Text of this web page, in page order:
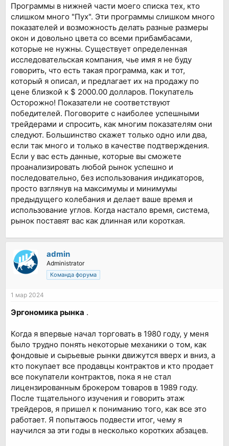
Программы в нижней части моего списка тех, кто
слишком много "Пух". Эти программы слишком много
показателей и возможность делать разные размеры
окон и довольно цвета со всеми прибамбасами,
которые не нужны. Существует определенная
исследовательская компания, чье имя я не буду
говорить, что есть такая программа, как и тот,
который я описал, и предлагает их на продажу по
цене близкой к $ 2000.00 долларов. Покупатель
Осторожно! Показатели не соответствуют
победителей. Поговорите с наиболее успешными
трейдерами и спросить, как многим показателям они
следуют. Большинство скажет только одно или два,
если так много и только в качестве подтверждения.
Если у вас есть данные, которые вы сможете
проанализировать любой рынок успешно и
последовательно, без использования индикаторов,
просто взглянув на максимумы и минимумы
предыдущего колебания и делает ваше время и
использование углов. Когда настало время, система,
рынок поставят вас как длинная или короткая.
admin
Administrator
Команда форума
1 мар 2024
Эргономика рынка .
Когда я впервые начал торговать в 1980 году, у меня
было трудно понять некоторые механики о том, как
фондовые и сырьевые рынки движутся вверх и вниз, а
кто покупает все продавцы контрактов и кто продает
все покупатели контрактов, пока я не стал
лицензированным брокером товаров в 1989 году.
После тщательного изучения и говорить этаж
трейдеров, я пришел к пониманию того, как все это
работает. Я попытаюсь подвести итог, чему я
научился за эти годы в несколько коротких абзацев.